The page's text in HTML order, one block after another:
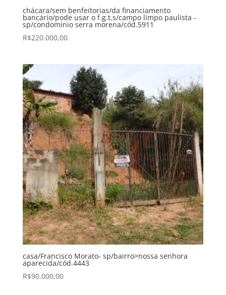
chácara/sem benfeitorias/da financiamento
bancário/pode usar o f.g.t.s/campo limpo paulista -
sp/condomínio serra morena/cód.5911
R$220.000,00
casa/Francisco Morato- sp/bairro>nossa senhora
aparecida/cód.4443
R$90.000,00